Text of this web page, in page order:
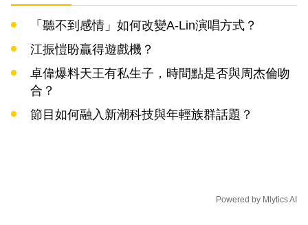
「聽不到感情」如何改變A-Lin演唱方式？
江振愷盼贏得遊戲機？
卓偉爆料天王有私生子，時間點是否與周杰倫吻
合？
節目如何融入新潮科技與年輕族群話題？
Powered by Mlytics AI